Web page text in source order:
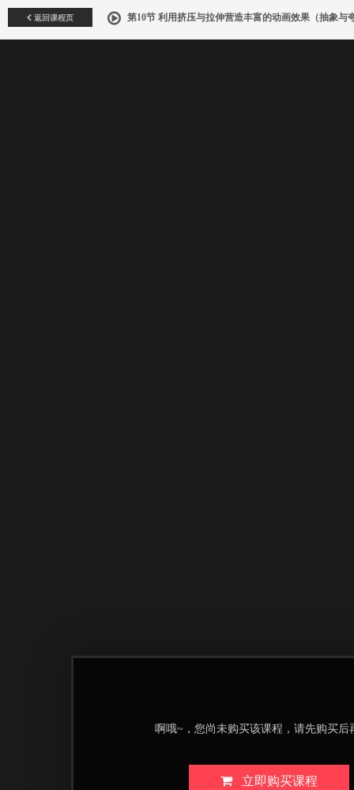
返回课程页 第10节 利用挤压与拉伸营造丰富的动画效果（抽象与
啊哦~，您尚未购买该课程，请先购买后
立即购买课程